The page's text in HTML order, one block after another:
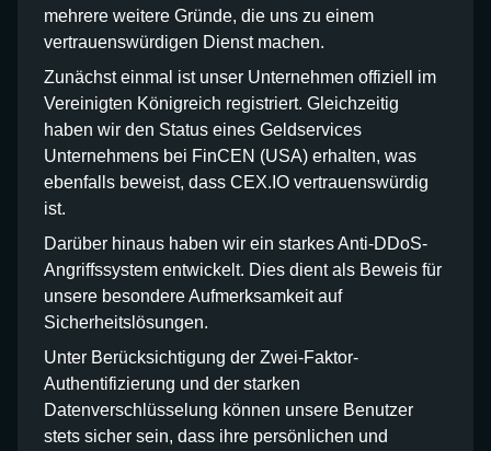
mehrere weitere Gründe, die uns zu einem
vertrauenswürdigen Dienst machen.
Zunächst einmal ist unser Unternehmen offiziell im
Vereinigten Königreich registriert. Gleichzeitig
haben wir den Status eines Geldservices
Unternehmens bei FinCEN (USA) erhalten, was
ebenfalls beweist, dass CEX.IO vertrauenswürdig
ist.
Darüber hinaus haben wir ein starkes Anti-DDoS-
Angriffssystem entwickelt. Dies dient als Beweis für
unsere besondere Aufmerksamkeit auf
Sicherheitslösungen.
Unter Berücksichtigung der Zwei-Faktor-
Authentifizierung und der starken
Datenverschlüsselung können unsere Benutzer
stets sicher sein, dass ihre persönlichen und